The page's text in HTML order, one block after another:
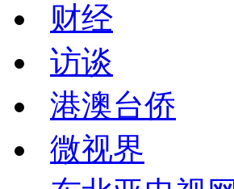
财经
访谈
港澳台侨
微视界